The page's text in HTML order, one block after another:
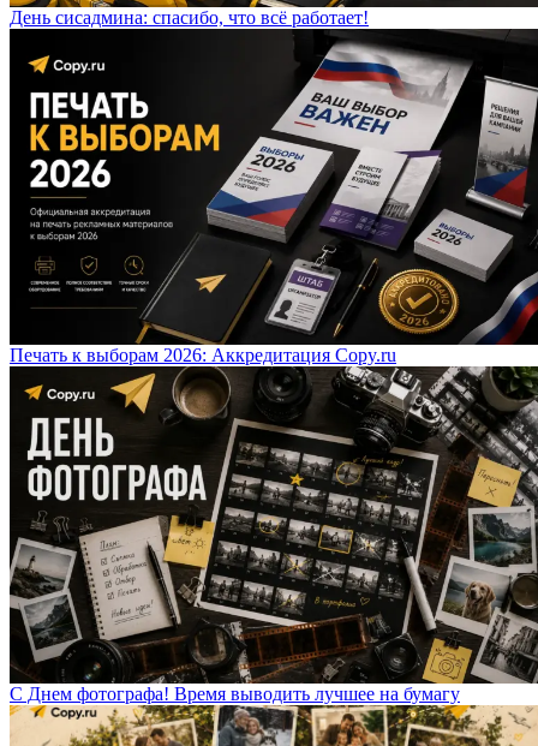
День сисадмина: спасибо, что всё работает!
Печать к выборам 2026: Аккредитация Copy.ru
С Днем фотографа! Время выводить лучшее на бумагу